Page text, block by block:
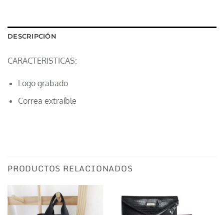
DESCRIPCIÓN
CARACTERISTICAS:
Logo grabado
Correa extraíble
PRODUCTOS RELACIONADOS